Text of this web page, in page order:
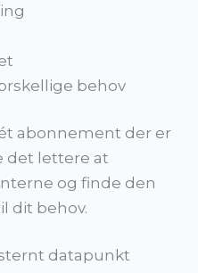
behov
abonnement der er
det lettere at
og finde den
dit behov.
datapunkt